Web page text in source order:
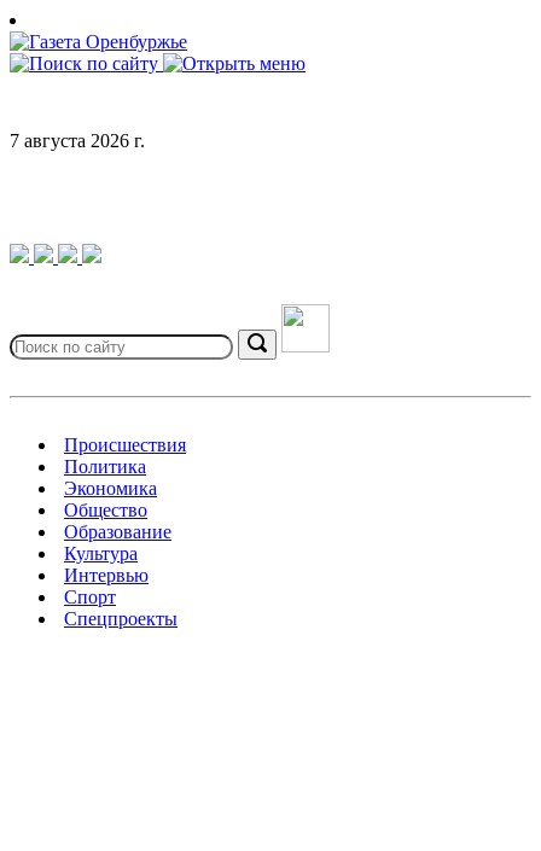
Skip
to
content
7 августа 2026 г.
for:
Search
Происшествия
Политика
Экономика
Общество
Образование
Культура
Интервью
Спорт
Спецпроекты